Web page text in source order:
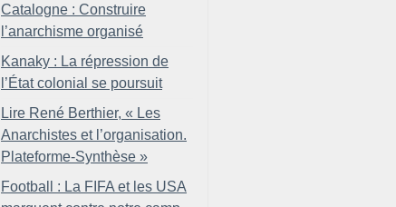
Catalogne : Construire
l’anarchisme organisé
Kanaky : La répression de
l’État colonial se poursuit
Lire René Berthier, « Les
Anarchistes et l’organisation.
Plateforme-Synthèse »
Football : La FIFA et les USA